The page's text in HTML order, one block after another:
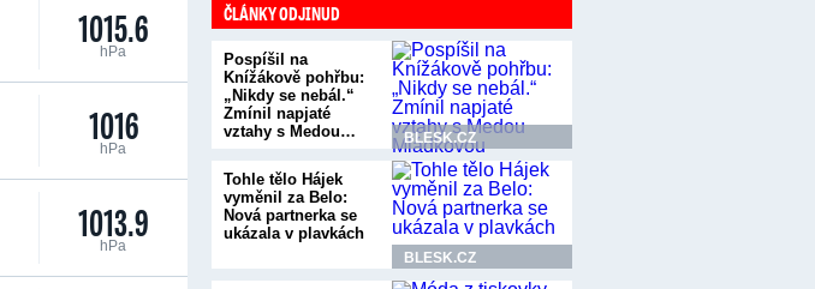
1015.6
hPa
1016
hPa
1013.9
hPa
ČLÁNKY ODJINUD
Pospíšil na
Knížákově pohřbu:
„Nikdy se nebál.“
Zmínil napjaté
vztahy s Medou…
BLESK.CZ
Tohle tělo Hájek
vyměnil za Belo:
Nová partnerka se
ukázala v plavkách
BLESK.CZ